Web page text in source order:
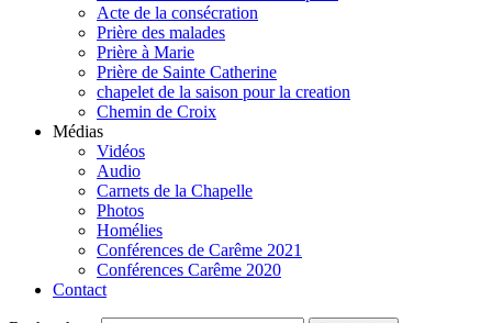
Acte de la consécration
Prière des malades
Prière à Marie
Prière de Sainte Catherine
chapelet de la saison pour la creation
Chemin de Croix
Médias
Vidéos
Audio
Carnets de la Chapelle
Photos
Homélies
Conférences de Carême 2021
Conférences Carême 2020
Contact